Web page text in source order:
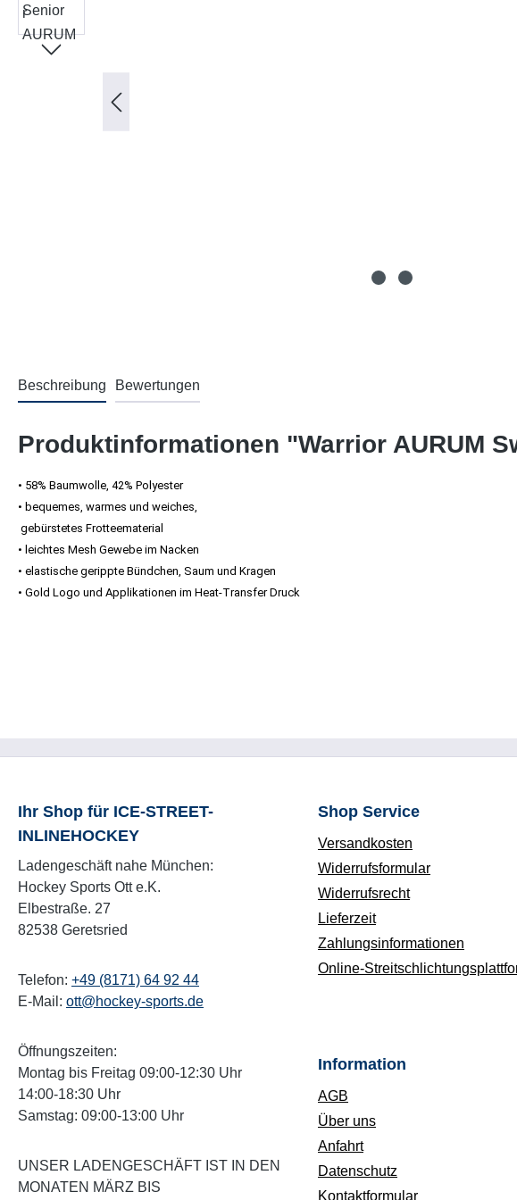
Beschreibung Bewertungen
Produktinformationen "Warrior AURUM
• 58% Baumwolle, 42% Polyester
• bequemes, warmes und weiches,
gebürstetes Frotteematerial
• leichtes Mesh Gewebe im Nacken
• elastische gerippte Bündchen, Saum und Kragen
• Gold Logo und Applikationen im Heat-Transfer Druck
Ihr Shop für ICE-STREET-
INLINEHOCKEY
Ladengeschäft nahe München:
Hockey Sports Ott e.K.
Elbestraße. 27
82538 Geretsried
Telefon: +49 (8171) 64 92 44
E-Mail: ott@hockey-sports.de
Öffnungszeiten:
Montag bis Freitag 09:00-12:30 Uhr
14:00-18:30 Uhr
Samstag: 09:00-13:00 Uhr
UNSER LADENGESCHÄFT IST IN DEN
MONATEN MÄRZ BIS
Shop Service
Versandkosten
Widerrufsformular
Widerrufsrecht
Lieferzeit
Zahlungsinformationen
Online-
Information
AGB
Über uns
Anfahrt
Datenschutz
Kontaktformular